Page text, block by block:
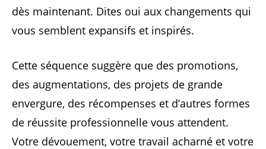
dès maintenant. Dites oui aux changements qui
vous semblent expansifs et inspirés.
Cette séquence suggère que des promotions,
des augmentations, des projets de grande
envergure, des récompenses et d’autres formes
de réussite professionnelle vous attendent.
Votre dévouement, votre travail acharné et votre